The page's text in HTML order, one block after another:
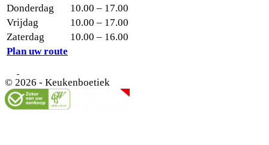
Donderdag
10.00 – 17.00
Vrijdag
10.00 – 17.00
Zaterdag
10.00 – 16.00
Plan uw route
© 2026 - Keukenboetiek